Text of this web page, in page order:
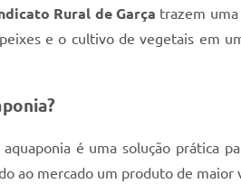
Rural de Garça trazem
e o cultivo de vegetais em
é uma solução prática
ao mercado um produto de